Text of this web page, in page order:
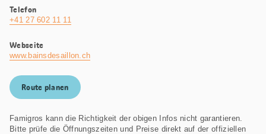
Telefon
+41 27 602 11 11
Webseite
www.bainsdesaillon.ch
Route planen
Famigros kann die Richtigkeit der obigen Infos nicht garantieren.
Bitte prüfe die Öffnungszeiten und Preise direkt auf der offiziellen